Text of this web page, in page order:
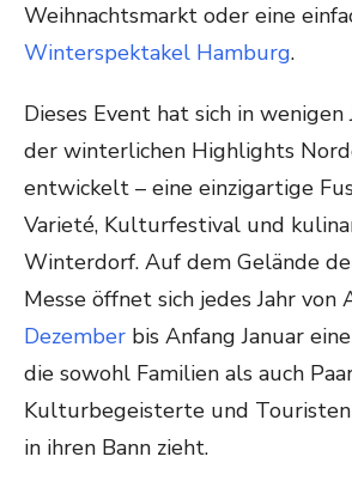
Weihnachtsmarkt oder eine
Winterspektakel Hamburg.
Dieses Event hat sich in wenigen
der winterlichen Highlights
entwickelt – eine einzigartige
Varieté, Kulturfestival und
Winterdorf. Auf dem Gelände
Messe öffnet sich jedes Jahr von
Dezember bis Anfang Januar
die sowohl Familien als auch
Kulturbegeisterte und
in ihren Bann zieht.